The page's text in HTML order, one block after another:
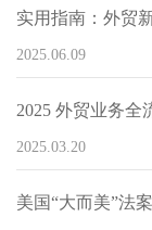
实用指南：外贸
2025.06.09
2025.03.20
美国“大而美”法